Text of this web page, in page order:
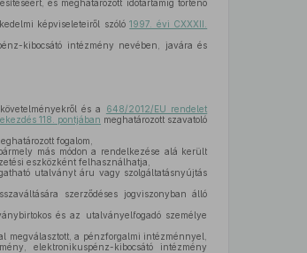
és meghatározott időtartamig történő
képviseleteiről szóló1997. évi CXXXII.
kibocsátó intézmény nevében, javára és
és a 648/2012/EU rendelet
118. pontjában meghatározott szavatoló
fogalom,
más módon a rendelkezése alá került
eszközként felhasználhatja,
utalványt áru vagy szolgáltatásnyújtás
szerződéses jogviszonyban álló
és az utalványelfogadó személye
megválasztott, a pénzforgalmi intézménnyel,
elektronikuspénz-kibocsátó intézmény